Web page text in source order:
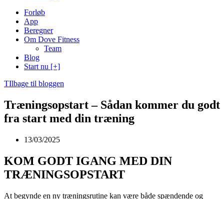
Forløb
App
Beregner
Om Dove Fitness
Team
Blog
Start nu [+]
TIlbage til bloggen
Træningsopstart – Sådan kommer du godt
fra start med din træning
13/03/2025
KOM GODT IGANG MED DIN
TRÆNINGSOPSTART
At begynde en ny træningsrutine kan være både spændende og